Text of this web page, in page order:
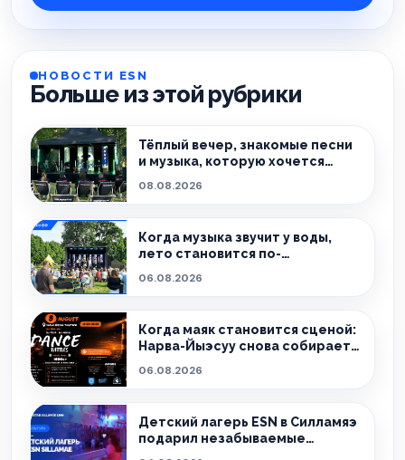
НОВОСТИ ESN
Больше из этой рубрики
Тёплый вечер, знакомые песни
и музыка, которую хочется
08.08.2026
Когда музыка звучит у воды,
лето становится по-
06.08.2026
Когда маяк становится сценой:
Нарва-Йыэсуу снова собирает
06.08.2026
Детский лагерь ESN в Силламяэ
подарил незабываемые